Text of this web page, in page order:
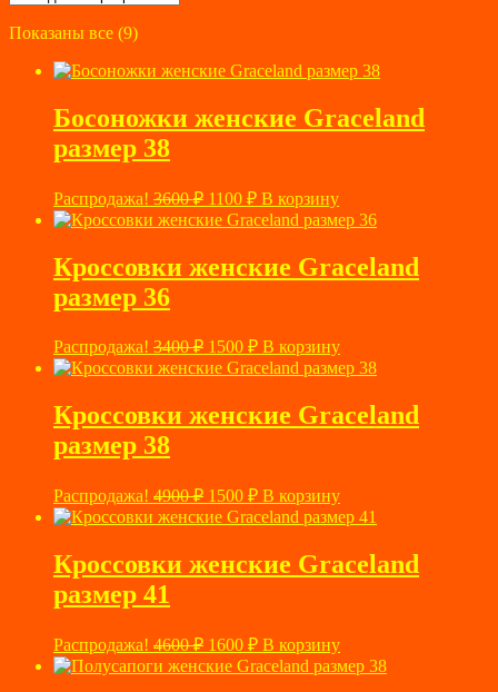
Показаны все (9)
Босоножки женские Graceland
размер 38
Распродажа! 3600₽ Первоначальная
цена
составляла
1100 ₽Текущая
цена:
В корзину
Кроссовки женские Graceland
размер 36
Распродажа! 3400₽ Первоначальная
цена
составляла
1500 ₽Текущая
цена:
В корзину
Кроссовки женские Graceland
размер 38
Распродажа! 4900₽ Первоначальная
цена
составляла
1500 ₽Текущая
цена:
В корзину
Кроссовки женские Graceland
размер 41
Распродажа! 4600₽ Первоначальная
цена
составляла
1600 ₽Текущая
цена:
В корзину